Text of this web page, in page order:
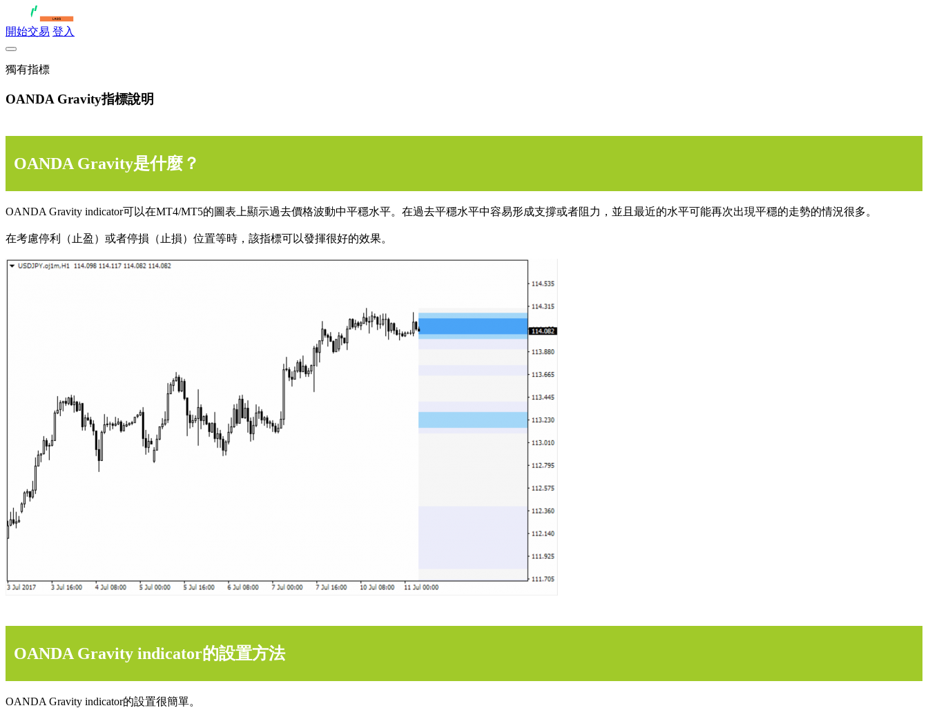
開始交易 登入
獨有指標
OANDA Gravity指標說明
OANDA Gravity是什麼？
OANDA Gravity indicator可以在MT4/MT5的圖表上顯示過去價格波動中平穩水平。在過去平穩水平中容易形成支撐或者阻力，並且最近的水平可能再次出現平穩的走勢的情況很多。
在考慮停利（止盈）或者停損（止損）位置等時，該指標可以發揮很好的效果。
OANDA Gravity indicator的設置方法
OANDA Gravity indicator的設置很簡單。